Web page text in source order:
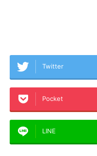
Twitter
Pocket
LINE